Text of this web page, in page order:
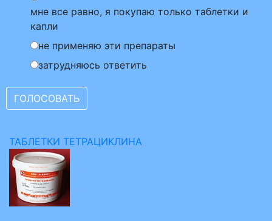
мне все равно, я покупаю только таблетки и
капли
не применяю эти препараты
затрудняюсь ответить
ТАБЛЕТКИ ТЕТРАЦИКЛИНА